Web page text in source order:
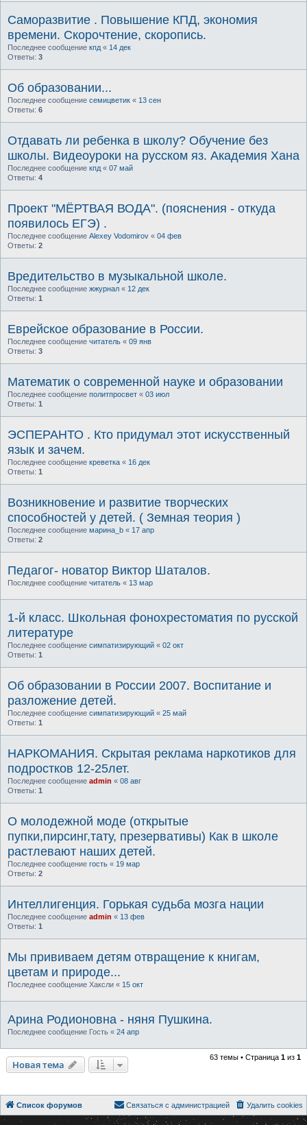
Саморазвитие . Повышение КПД, экономия
времени. Скорочтение, скоропись.
Последнее сообщение кпд « 14 дек
Ответы: 3
Об образовании...
Последнее сообщение семицветик « 13 сен
Ответы: 6
Отдавать ли ребенка в школу? Обучение без
школы. Видеоуроки на русском яз. Академия Хана
Последнее сообщение кпд « 07 май
Ответы: 4
Проект "МЁРТВАЯ ВОДА". (пояснения - откуда
появилось ЕГЭ) .
Последнее сообщение Alexey Vodomirov « 04 фев
Ответы: 2
Вредительство в музыкальной школе.
Последнее сообщение жжурнал « 12 дек
Ответы: 1
Еврейское образование в России.
Последнее сообщение читатель « 09 янв
Ответы: 3
Математик о современной науке и образовании
Последнее сообщение политпросвет « 03 июл
Ответы: 1
ЭСПЕРАНТО . Кто придумал этот искусственный
язык и зачем.
Последнее сообщение креветка « 16 дек
Ответы: 1
Возникновение и развитие творческих
способностей у детей. ( Земная теория )
Последнее сообщение марина_b « 17 апр
Ответы: 2
Педагог- новатор Виктор Шаталов.
Последнее сообщение читатель « 13 мар
1-й класс. Школьная фонохрестоматия по русской
литературе
Последнее сообщение симпатизирующий « 02 окт
Ответы: 1
Об образовании в России 2007. Воспитание и
разложение детей.
Последнее сообщение симпатизирующий « 25 май
Ответы: 1
НАРКОМАНИЯ. Скрытая реклама наркотиков для
подростков 12-25лет.
Последнее сообщение admin « 08 авг
Ответы: 1
О молодежной моде (открытые
пупки,пирсинг,тату, презервативы) Как в школе
растлевают наших детей.
Последнее сообщение гость « 19 мар
Ответы: 2
Интеллигенция. Горькая судьба мозга нации
Последнее сообщение admin « 13 фев
Ответы: 1
Мы прививаем детям отвращение к книгам,
цветам и природе...
Последнее сообщение Хаксли « 15 окт
Арина Родионовна - няня Пушкина.
Последнее сообщение Гость « 24 апр
Новая тема
63 темы • Страница 1 из 1
Список форумов Удалить cookies
Связаться с администрацией